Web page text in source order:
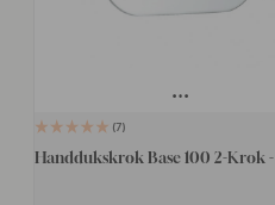
7
Handdukskrok Base 100 2-Krok